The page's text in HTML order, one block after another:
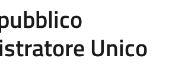
Unico